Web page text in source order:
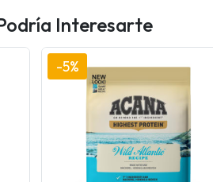
Interesarte
-5%